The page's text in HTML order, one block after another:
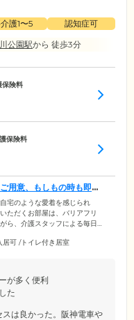
護1〜5
認知症可
公園駅から 徒歩3分
保険料
保険料
用意、もしもの時も即対
宅のような愛着を感じられ
ただくお部屋は、バリアフリ
ら、介護スタッフによる毎日
備。ベッドや家具なども自由
フが駆けつけるので安心で
より、医師による定期的な訪
居可 /トイレ付き居室
が多く便利
た
は良かった。阪神電車や